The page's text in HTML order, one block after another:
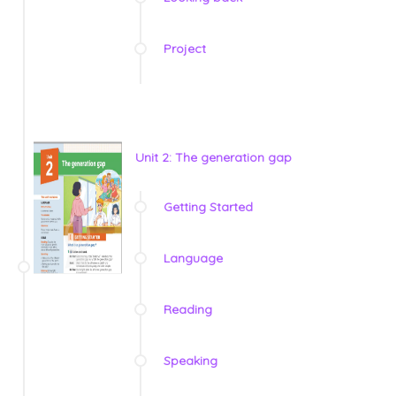
Project
Unit 2: The generation gap
Getting Started
Language
Reading
Speaking